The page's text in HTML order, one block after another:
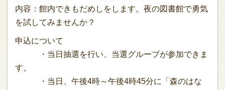
内容：館内できもだめしをします。夜の図書館で勇気
を試してみませんか？
申込について
・当日抽選を行い、当選グループが参加できま
す。
・当日、午後4時～午後4時45分に「森のはな